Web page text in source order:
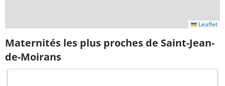
Leaflet
Maternités les plus proches de Saint-Jean-
de-Moirans